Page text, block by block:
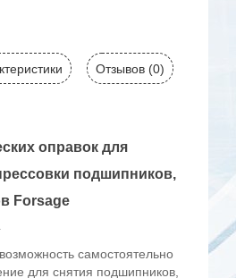
Отзывов (0)
оправок для
подшипников,
Forsage
самостоятельно
для снятия подшипников,